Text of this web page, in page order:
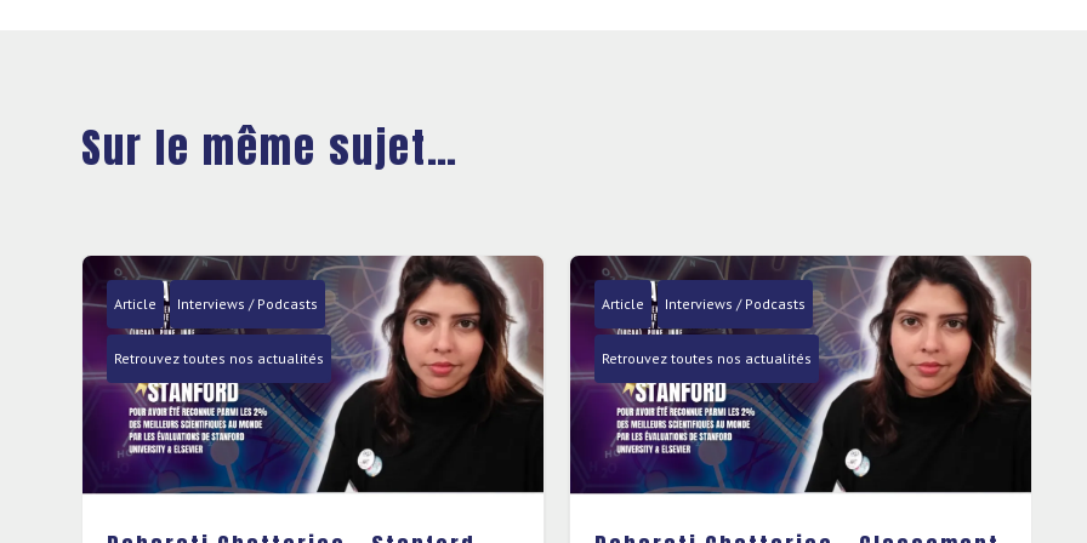
Sur le même sujet…
Article Interviews / Podcasts
Retrouvez toutes nos actualités
Article Interviews / Podcasts
Retrouvez toutes nos actualités